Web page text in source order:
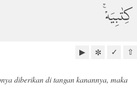
كِتٰبِيَهْۚ
⇧
✓
✼
▶
diberikan di tangan kanannya, maka